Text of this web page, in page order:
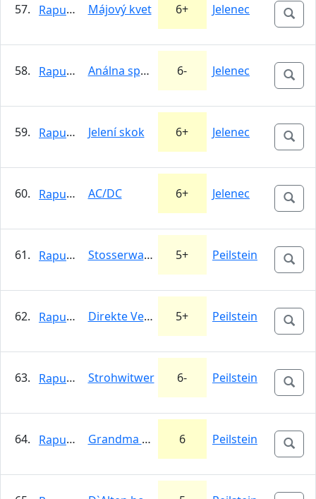
57. Rapunzel Májový kvet 6+ Jelenec
58. Rapunzel Análna speleológia 6- Jelenec
59. Rapunzel Jelení skok 6+ Jelenec
60. Rapunzel AC/DC 6+ Jelenec
61. Rapunzel Stosserwand, alte fuhre 5+ Peilstein
62. Rapunzel Direkte Vegetarierkante 5+ Peilstein
63. Rapunzel Strohwitwer 6- Peilstein
64. Rapunzel Grandma hoses 6 Peilstein